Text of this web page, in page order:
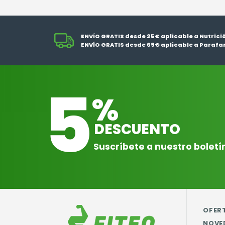
ENVÍO GRATIS desde 25€ aplicable a
ENVÍO GRATIS desde 69€ aplicable a
5%
DESCUENTO
Suscríbete a nuestro